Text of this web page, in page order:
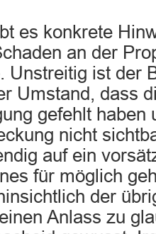
es konkrete
an der
Unstreitig ist der
Umstand, dass
gefehlt haben
nicht
auf ein
für möglich
der
Anlass zu